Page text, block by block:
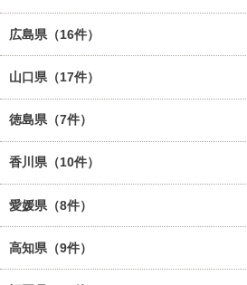
広島県（16件）
山口県（17件）
徳島県（7件）
香川県（10件）
愛媛県（8件）
高知県（9件）